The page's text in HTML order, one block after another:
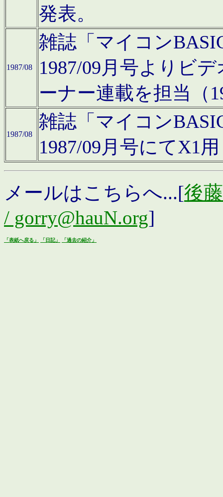
発表。
1987/08
雑誌「マイコン
1987/09月号よりビ
ーナー連載を担当（
1987/08
雑誌「マイコン
1987/09月号にてX1
メールはこちらへ...[後
/ gorry@hauN.org]
「表紙へ戻る」 「日記」 「過去の紹介」